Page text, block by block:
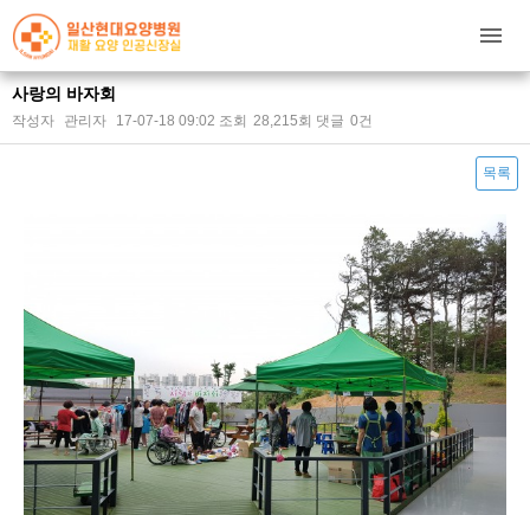
사랑의 바자회
작성자 관리자 17-07-18 09:02 조회 28,215회 댓글 0건
목록